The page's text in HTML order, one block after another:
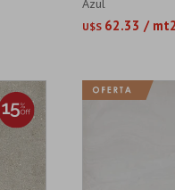
Azul
U$S 62.33 /